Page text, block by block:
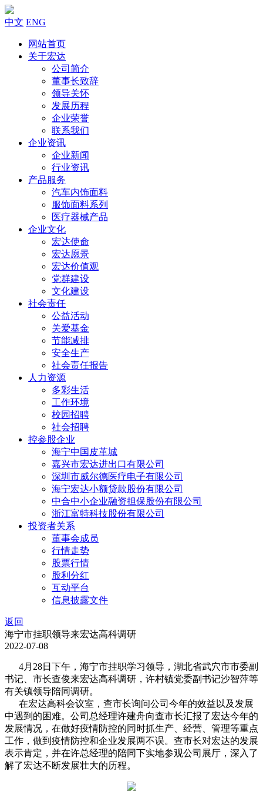
中文 ENG
网站首页
关于宏达
公司简介
董事长致辞
领导关怀
发展历程
企业荣誉
联系我们
企业资讯
企业新闻
行业资讯
产品服务
汽车内饰面料
服饰面料系列
医疗器械产品
企业文化
宏达使命
宏达愿景
宏达价值观
党群建设
文化建设
社会责任
公益活动
关爱基金
节能减排
安全生产
社会责任报告
人力资源
多彩生活
工作环境
校园招聘
社会招聘
控参股企业
海宁中国皮革城
嘉兴市宏达进出口有限公司
深圳市威尔德医疗电子有限公司
海宁宏达小额贷款股份有限公司
中合中小企业融资担保股份有限公司
浙江富特科技股份有限公司
投资者关系
董事会成员
行情走势
股票行情
股利分红
互动平台
信息披露文件
返回
海宁市挂职领导来宏达高科调研
2022-07-08
4月28日下午，海宁市挂职学习领导，湖北省武穴市市委副
书记、市长查俊来宏达高科调研，许村镇党委副书记沙智萍等
有关镇领导陪同调研。
在宏达高科会议室，查市长询问公司今年的效益以及发展
中遇到的困难。公司总经理许建舟向查市长汇报了宏达今年的
发展情况，在做好疫情防控的同时抓生产、经营、管理等重点
工作，做到疫情防控和企业发展两不误。查市长对宏达的发展
表示肯定，并在许总经理的陪同下实地参观公司展厅，深入了
解了宏达不断发展壮大的历程。